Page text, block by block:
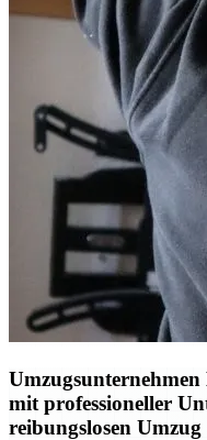
mit professioneller
reibungslosen Umzug